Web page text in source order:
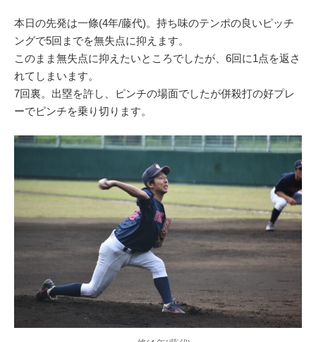
本日の先発は一條(4年/藤代)。持ち味のテンポの良いピッチ
ングで5回までを無失点に抑えます。
このまま無失点に抑えたいところでしたが、6回に1点を返さ
れてしまいます。
7回裏。出塁を許し、ピンチの場面でしたが併殺打の好プレ
ーでピンチを乗り切ります。